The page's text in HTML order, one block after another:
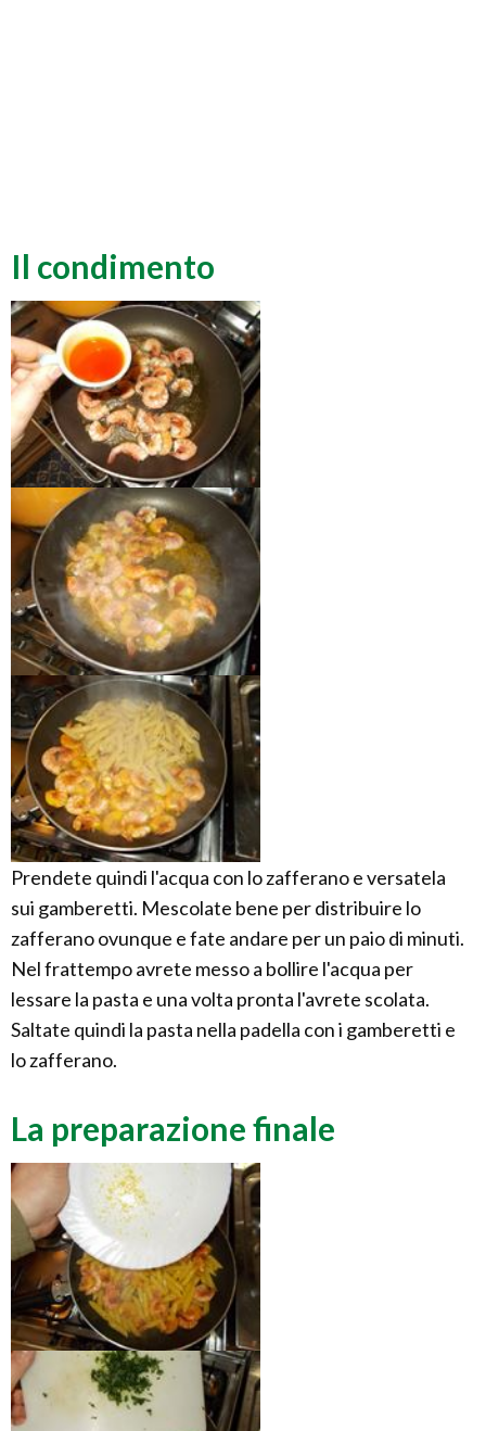
Il condimento
Prendete quindi l'acqua con lo zafferano e versatela
sui gamberetti. Mescolate bene per distribuire lo
zafferano ovunque e fate andare per un paio di minuti.
Nel frattempo avrete messo a bollire l'acqua per
lessare la pasta e una volta pronta l'avrete scolata.
Saltate quindi la pasta nella padella con i gamberetti e
lo zafferano.
La preparazione finale